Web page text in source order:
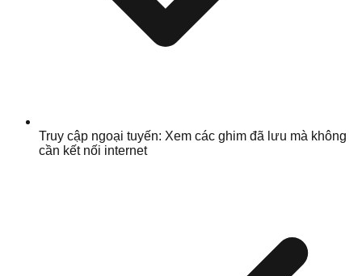
Truy cập ngoại tuyến: Xem các ghim đã lưu mà không
cần kết nối internet